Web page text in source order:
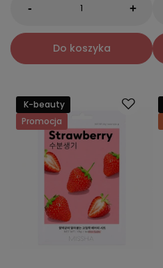
- +
Do koszyka
K-beauty
Promocja